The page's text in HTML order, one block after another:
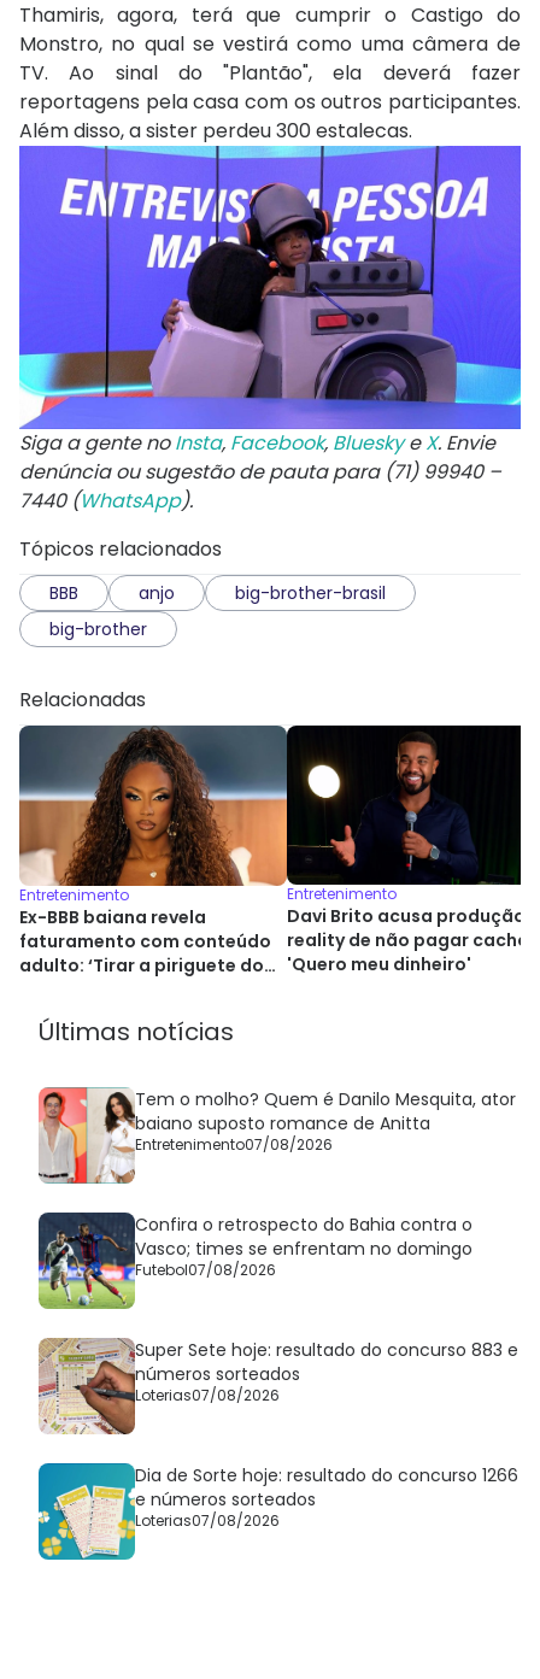
Thamiris, agora, terá que cumprir o Castigo do
Monstro, no qual se vestirá como uma câmera de
TV. Ao sinal do "Plantão", ela deverá fazer
reportagens pela casa com os outros participantes.
Além disso, a sister perdeu 300 estalecas.
Siga a gente noInsta, Facebook, BlueskyeX. Envie
denúncia ou sugestão de pauta para (71) 99940 –
7440 (WhatsApp).
Tópicos relacionados
BBB anjo
big-brother-brasil
big-brother
Relacionadas
Entretenimento
Ex-BBB baiana revela
faturamento com conteúdo
adulto: ‘Tirar a piriguete do
Entretenimento
Davi Brito acusa produção
reality de não pagar cachê:
'Quero meu dinheiro'
Últimas notícias
Tem o molho? Quem é Danilo Mesquita, ator
baiano suposto romance de Anitta
Entretenimento07/08/2026
Confira o retrospecto do Bahia contra o
Vasco; times se enfrentam no domingo
Futebol07/08/2026
Super Sete hoje: resultado do concurso 883 e
números sorteados
Loterias07/08/2026
Dia de Sorte hoje: resultado do concurso 1266
e números sorteados
Loterias07/08/2026